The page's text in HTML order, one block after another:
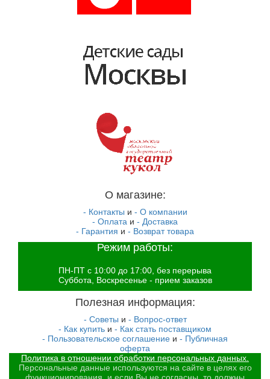
О магазине:
- Контакты и - О компании
- Оплата и - Доставка
- Гарантия и - Возврат товара
Режим работы:
ПН-ПТ с 10:00 до 17:00, без перерыва
Суббота, Воскресенье - прием заказов
Полезная информация:
- Советы и - Вопрос-ответ
- Как купить и - Как стать поставщиком
- Пользовательское соглашение и - Публичная
оферта
Политика в отношении обработки персональных данных.
Персональные данные используются на сайте в целях его
функционирования, и если Вы не согласны, то должны